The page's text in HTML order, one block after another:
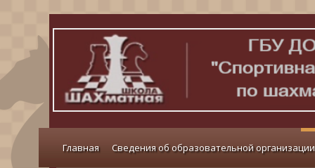
Главная Сведения об образовательной организации